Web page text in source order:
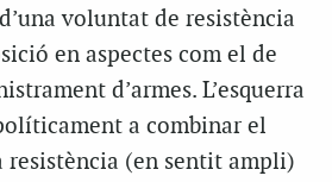
voluntat de resistència
en aspectes com el de
d’armes. L’esquerra
a combinar el
resistència (en sentit ampli)